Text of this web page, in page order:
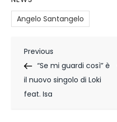
Angelo Santangelo
N
a
v
Previous
Post
Previous
“Se mi guardi così” è
il nuovo singolo di Loki
feat. Isa